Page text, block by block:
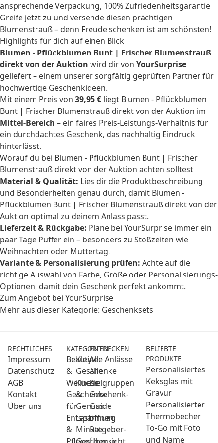
ansprechende Verpackung, 100% Zufriedenheitsgarantie
Greife jetzt zu und versende diesen prächtigen
Blumenstrauß – denn Freude schenken ist am schönsten!
Highlights für dich auf einen Blick
Blumen - Pflückblumen Bunt | Frischer Blumenstrauß
direkt von der Auktion wird dir von YourSurprise
geliefert – einem unserer sorgfältig geprüften Partner für
hochwertige Geschenkideen.
Mit einem Preis von 39,95 € liegt Blumen - Pflückblumen
Bunt | Frischer Blumenstrauß direkt von der Auktion im
Mittel-Bereich – ein faires Preis-Leistungs-Verhältnis für
ein durchdachtes Geschenk, das nachhaltig Eindruck
hinterlässt.
Worauf du bei Blumen - Pflückblumen Bunt | Frischer
Blumenstrauß direkt von der Auktion achten solltest
Material & Qualität: Lies dir die Produktbeschreibung
und Besonderheiten genau durch, damit Blumen -
Pflückblumen Bunt | Frischer Blumenstrauß direkt von der
Auktion optimal zu deinem Anlass passt.
Lieferzeit & Rückgabe: Plane bei YourSurprise immer ein
paar Tage Puffer ein – besonders zu Stoßzeiten wie
Weihnachten oder Muttertag.
Variante & Personalisierung prüfen: Achte auf die
richtige Auswahl von Farbe, Größe oder Personalisierungs-
Optionen, damit dein Geschenk perfekt ankommt.
Zum Angebot bei YourSurprise
Mehr aus dieser Kategorie: Geschenksets
RECHTLICHES
Impressum
Datenschutz
AGB
Kontakt
Über uns
KATEGORIEN
Beauty
&
Wellness:
Geschenke
für
Entspannung
&
Kleine
Geschenke
Küche
&
Genuss
Last
Minute
ENTDECKEN
Alle Anlässe
Alle
Zielgruppen
Geschenk-
Guide
öffnen
Ratgeber-
BELIEBTE
PRODUKTE
Personalisiertes
Keksglas mit
Gravur
Personalisierter
Thermobecher
To-Go mit Foto
und Name